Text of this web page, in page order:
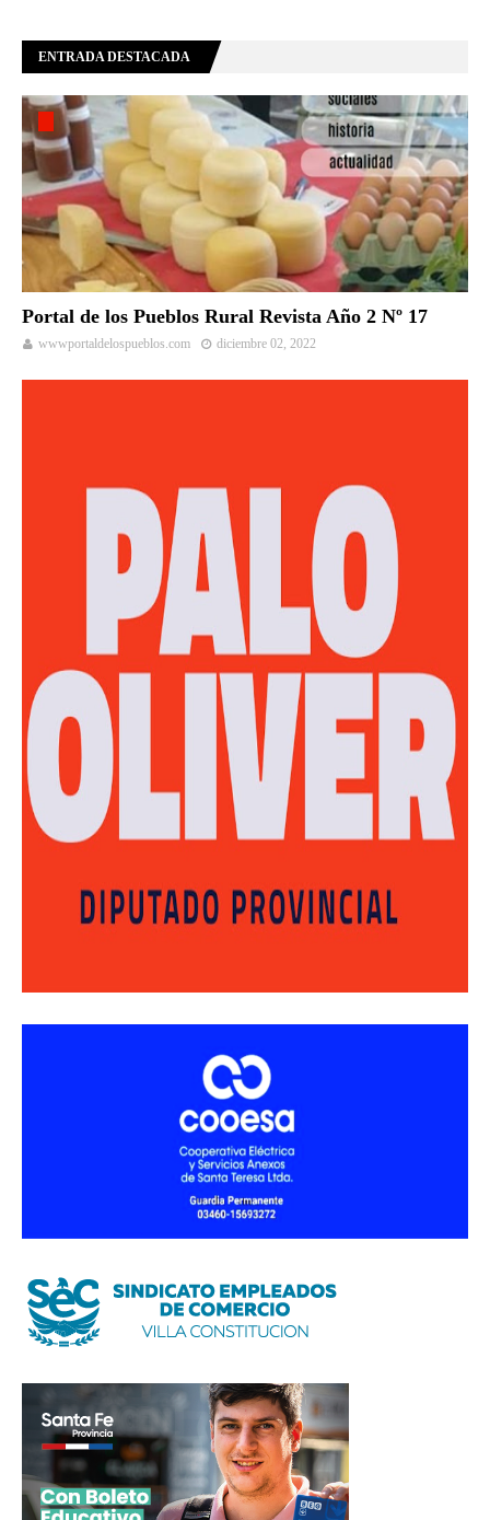
ENTRADA DESTACADA
Portal de los Pueblos Rural Revista Año 2 Nº 17
wwwportaldelospueblos.com diciembre 02, 2022